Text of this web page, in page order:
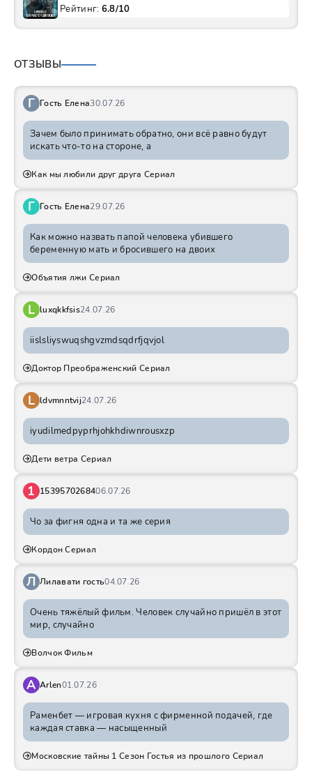
Рейтинг: 6.8/10
ОТЗЫВЫ
Г Гость Елена30.07.26
Зачем было принимать обратно, они всё равно будут
искать что-то на стороне, а
Как мы любили друг друга Сериал
Г Гость Елена29.07.26
Как можно назвать папой человека убившего
беременную мать и бросившего на двоих
Объятия лжи Сериал
L luxqkkfsis24.07.26
iislsliyswuqshgvzmdsqdrfjqvjol
Доктор Преображенский Сериал
L ldvmnntvij24.07.26
iyudilmedpyprhjohkhdiwnrousxzp
Дети ветра Сериал
1 1539570268406.07.26
Чо за фигня одна и та же серия
Кордон Сериал
Л Лилавати гость04.07.26
Очень тяжёлый фильм. Человек случайно пришёл в этот
мир, случайно
Волчок Фильм
A Arlen01.07.26
Раменбет — игровая кухня с фирменной подачей, где
каждая ставка — насыщенный
Московские тайны 1 Сезон Гостья из прошлого Сериал